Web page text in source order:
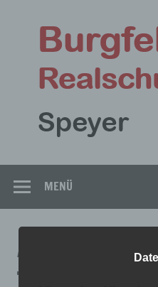
springen
MENÜ
AUFGABEN-